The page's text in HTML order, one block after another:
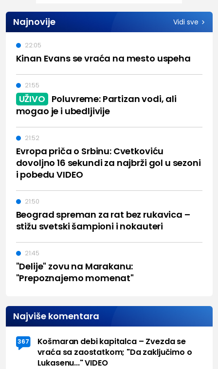
Najnovije Vidi sve
Kinan Evans se vraća na mesto uspeha
22:05
UŽIVO Poluvreme: Partizan vodi, ali
mogao je i ubedljivije
21:55
Evropa priča o Srbinu: Cvetkoviću
dovoljno 16 sekundi za najbrži gol u sezoni
i pobedu VIDEO
21:52
Beograd spreman za rat bez rukavica –
stižu svetski šampioni i nokauteri
21:50
"Delije" zovu na Marakanu:
"Prepoznajemo momenat"
21:45
Najviše komentara
367
Košmaran debi kapitalca – Zvezda se
vraća sa zaostatkom; "Da zaključimo o
Lukasenu..." VIDEO